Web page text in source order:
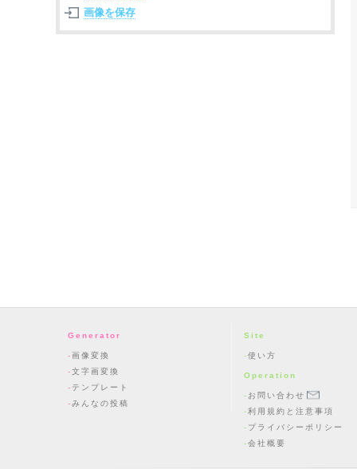
画像を保存
Generator
画像変換
文字画変換
テンプレート
みんなの投稿
Site
使い方
Operation
お問い合わせ
利用規約と注意事項
プライバシーポリシー
会社概要